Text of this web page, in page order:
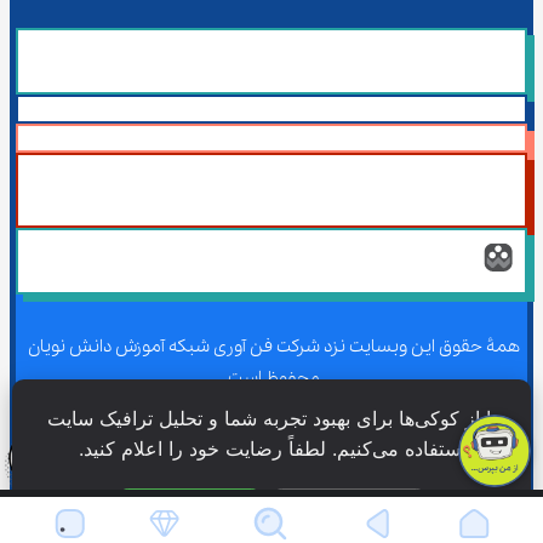
همۀ حقوق این وبسایت نزد شرکت فن آوری شبکه آموزش دانش نویان
محفوظ است.
همۀ حقوق این وبسایت نزد شرکت فن آوری شبکه آموزش دانش نویان
محفوظ است.
ما از کوکی‌ها برای بهبود تجربه شما و تحلیل ترافیک سایت
استفاده می‌کنیم. لطفاً رضایت خود را اعلام کنید.
فقط ضروری پذیرش همه